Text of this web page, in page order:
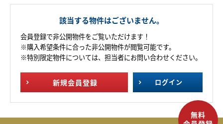
該当する物件はございません。
会員登録で非公開物件をご覧いただけます！
※購入希望条件に合った非公開物件が閲覧可能です。
※特別限定物件については、担当者にお問い合わせください。
新規会員登録 ログイン